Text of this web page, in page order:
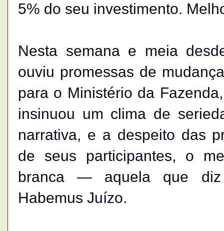
5% do seu investimento.
Nesta semana e meia
ouviu promessas de
para o Ministério da
insinuou um clima de
narrativa, e a despeito das
de seus participantes, o
branca — aquela que diz
Habemus Juízo.